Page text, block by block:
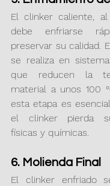
El clinker caliente,
debe enfriarse
preservar su calidad.
se realiza en
que reducen la
material a unos 100
esta etapa es
el clinker pierda
físicas y químicas.
6. Molienda Final
El clinker enfriado